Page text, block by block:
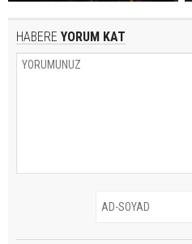
HABERE YORUM KAT